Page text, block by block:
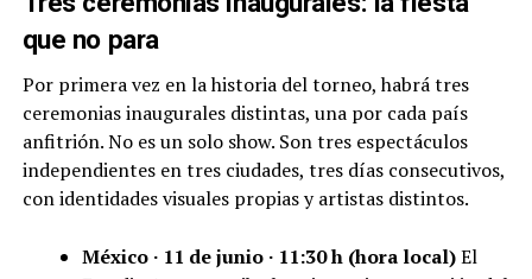
que no para
Por primera vez en la historia del torneo, habrá tres
ceremonias inaugurales distintas, una por cada país
anfitrión. No es un solo show. Son tres espectáculos
independientes en tres ciudades, tres días consecutivos,
con identidades visuales propias y artistas distintos.
México · 11 de junio · 11:30 h (hora local)El